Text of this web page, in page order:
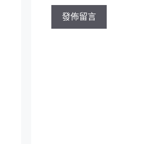
址